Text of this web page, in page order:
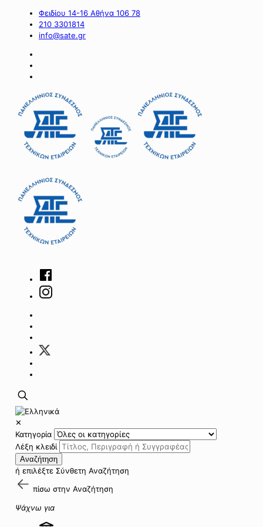
Φειδίου 14-16 Αθήνα 106 78
210 3301814
info@sate.gr
✕
Κατηγορία
Λέξη κλειδί
Αναζήτηση
ή επιλέξτε Σύνθετη Αναζήτηση
πίσω στην Αναζήτηση
Ψάχνω για